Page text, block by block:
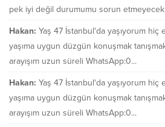
pek iyi değil durumumu sorun
Hakan: Yaş 47 İstanbul'da yaşıyorum hiç
yaşıma uygun düzgün konuşmak
arayışım uzun süreli WhatsApp:0...
Hakan: Yaş 47 İstanbul'da yaşıyorum hiç
yaşıma uygun düzgün konuşmak
arayışım uzun süreli WhatsApp:0...